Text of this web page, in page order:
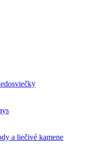
a liečivé kamene